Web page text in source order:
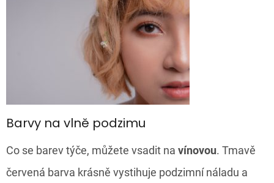
Barvy na vlně podzimu
Co se barev týče, můžete vsadit na vínovou. Tmavě
červená barva krásně vystihuje podzimní náladu a